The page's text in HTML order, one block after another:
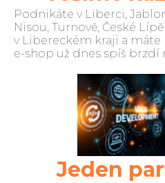
Podnikáte v Liberci,
Nisou, Turnově, České
v Libereckém kraji a máte
e-shop už dnes spíš brzdí
Jeden